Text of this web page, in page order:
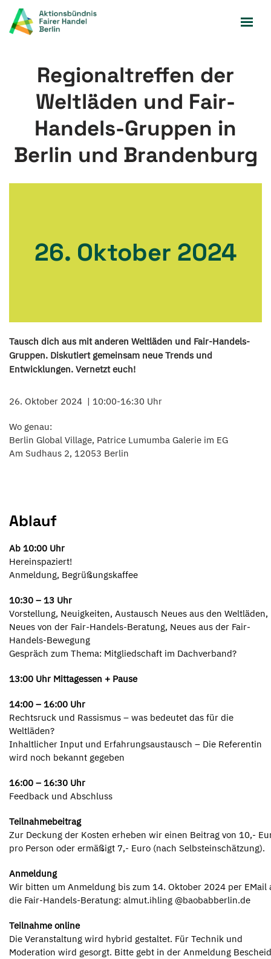
Zum
Regionaltreffen der
Weltläden und Fair-
Handels-Gruppen in
Berlin und Brandenburg
26. Oktober 2024
Tausch dich aus mit anderen Weltläden und Fair-Handels-
Gruppen. Diskutiert gemeinsam neue Trends und
Entwicklungen. Vernetzt euch!
26. Oktober 2024 10:00-16:30 Uhr
Wo genau:
Berlin Global Village, Patrice Lumumba Galerie im EG
Am Sudhaus 2, 12053 Berlin
Ablauf
Ab 10:00 Uhr
Hereinspaziert!
Anmeldung, Begrüßungskaffee
10:30 – 13 Uhr
Vorstellung, Neuigkeiten, Austausch Neues aus den Weltläden,
Neues von der Fair-Handels-Beratung, Neues aus der Fair-
Handels-Bewegung
Gespräch zum Thema: Mitgliedschaft im Dachverband?
13:00 Uhr Mittagessen + Pause
14:00 – 16:00 Uhr
Rechtsruck und Rassismus – was bedeutet das für die
Weltläden?
Inhaltlicher Input und Erfahrungsaustausch – Die Referentin
wird noch bekannt gegeben
16:00 – 16:30 Uhr
Feedback und Abschluss
Teilnahmebeitrag
Zur Deckung der Kosten erheben wir einen Beitrag von 10,-
pro Person oder ermäßigt 7,- Euro (nach Selbsteinschätzung).
Anmeldung
Wir bitten um Anmeldung bis zum 14. Oktober 2024 per EMail
die Fair-Handels-Beratung: almut.ihling @baobabberlin.de
Teilnahme online
Die Veranstaltung wird hybrid gestaltet. Für Technik und
Moderation wird gesorgt. Bitte gebt in der Anmeldung